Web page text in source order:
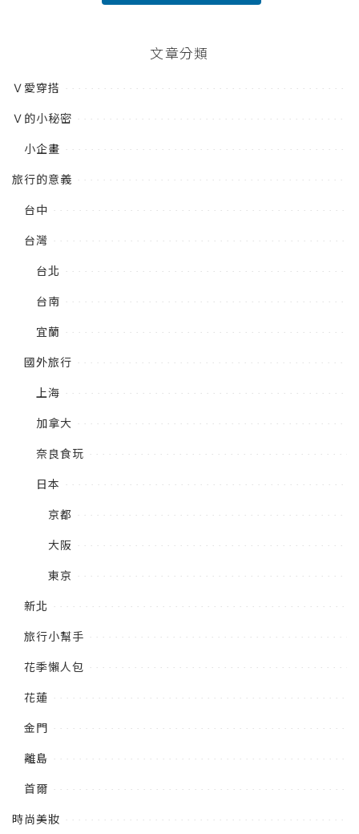
文章分類
Ｖ愛穿搭
Ｖ的小秘密
小企畫
旅行的意義
台中
台灣
台北
台南
宜蘭
國外旅行
上海
加拿大
奈良食玩
日本
京都
大阪
東京
新北
旅行小幫手
花季懶人包
花蓮
金門
離島
首爾
時尚美妝